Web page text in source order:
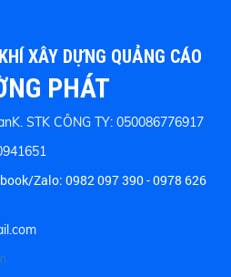
XÂY DỰNG QUẢNG CÁO
PHÁT
STK CÔNG TY: 050086776917
Zalo: 0982 097 390 - 0978 626